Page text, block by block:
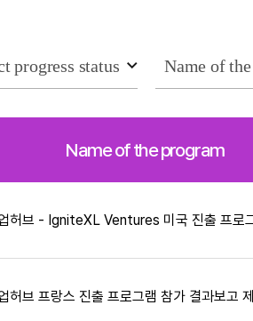
Name of the program
허브 프랑스 진출 프로그램 참가 결과보고